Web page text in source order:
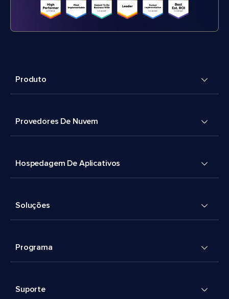
Produto
Provedores De Nuvem
Hospedagem De Aplicativos
Soluções
Programa
Suporte